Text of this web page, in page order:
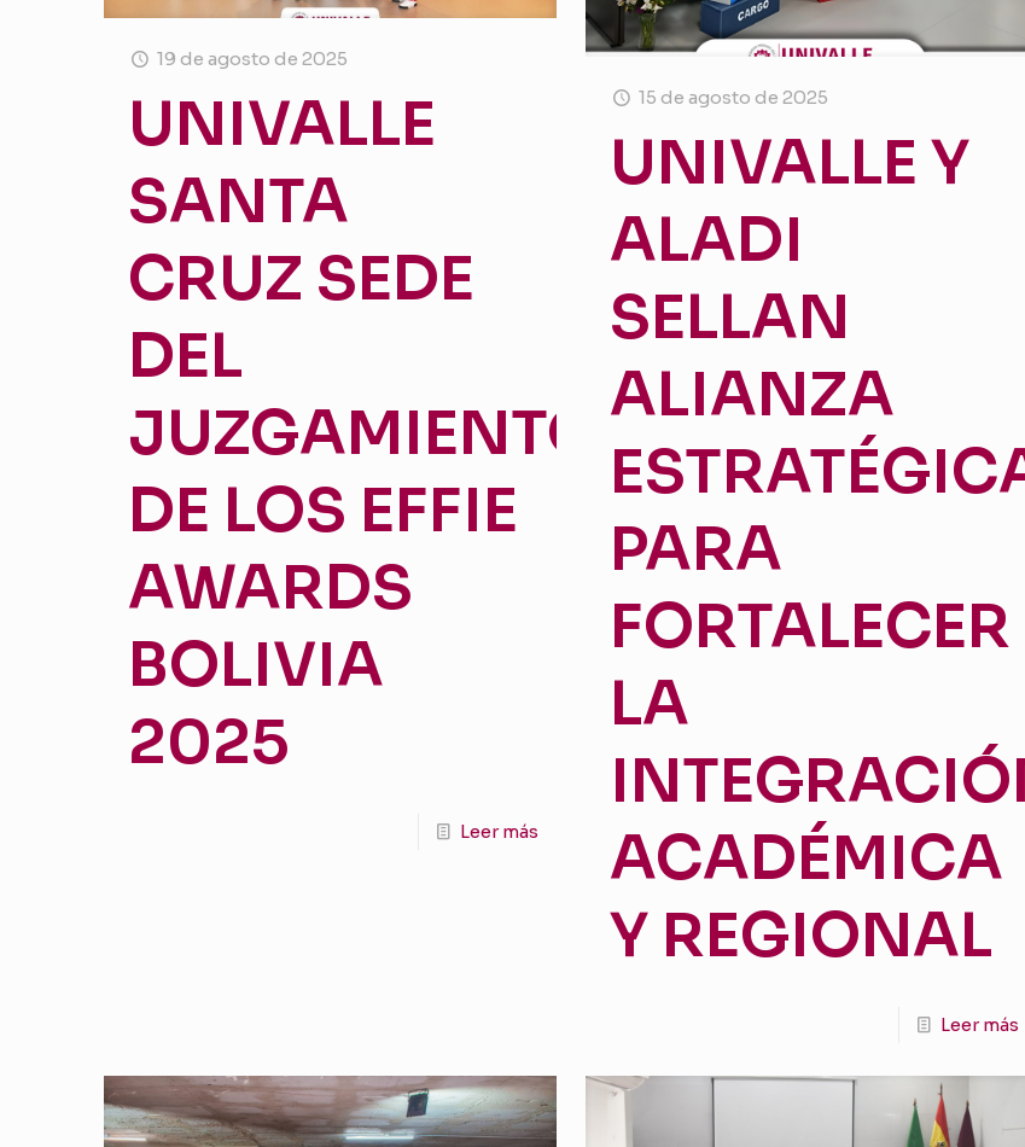
19 de agosto de 2025
UNIVALLE
SANTA
CRUZ SEDE
DEL
JUZGAMIENTO
DE LOS EFFIE
AWARDS
BOLIVIA
2025
Leer más
15 de agosto de 2025
UNIVALLE Y
ALADI
SELLAN
ALIANZA
PARA
FORTALECER
LA
ACADÉMICA
Y REGIONAL
Leer más